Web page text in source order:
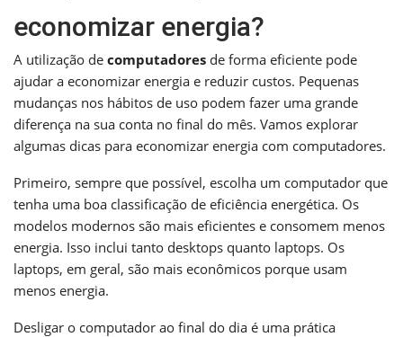
economizar energia?
A utilização de computadores de forma eficiente pode
ajudar a economizar energia e reduzir custos. Pequenas
mudanças nos hábitos de uso podem fazer uma grande
diferença na sua conta no final do mês. Vamos explorar
algumas dicas para economizar energia com computadores.
Primeiro, sempre que possível, escolha um computador que
tenha uma boa classificação de eficiência energética. Os
modelos modernos são mais eficientes e consomem menos
energia. Isso inclui tanto desktops quanto laptops. Os
laptops, em geral, são mais econômicos porque usam
menos energia.
Desligar o computador ao final do dia é uma prática